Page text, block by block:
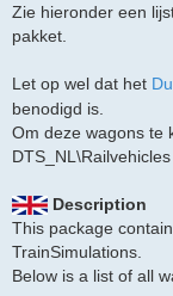
Zie hieronder een
pakket.
Let op wel dat het
benodigd is.
Om deze wagons te
Description
This package
TrainSimulations.
Below is a list of all